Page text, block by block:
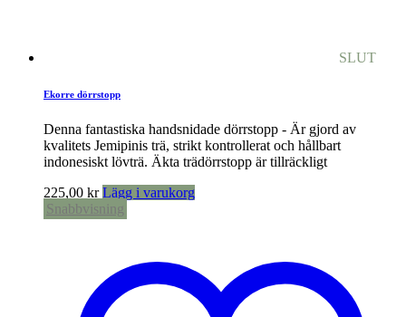
SLUT
Ekorre dörrstopp
Denna fantastiska handsnidade dörrstopp - Är gjord av
kvalitets Jemipinis trä, strikt kontrollerat och hållbart
indonesiskt lövträ. Äkta trädörrstopp är tillräckligt
225,00 kr Lägg i varukorg
Snabbvisning